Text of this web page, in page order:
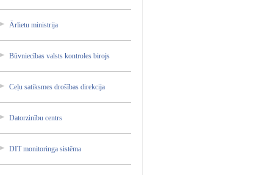
Ārlietu ministr­ija
Būvniec­ības valsts kontrol­es birojs
Ceļu satiksm­es drošība­s direkci­ja
Datorzi­nību centrs
DIT monitor­inga sistēma